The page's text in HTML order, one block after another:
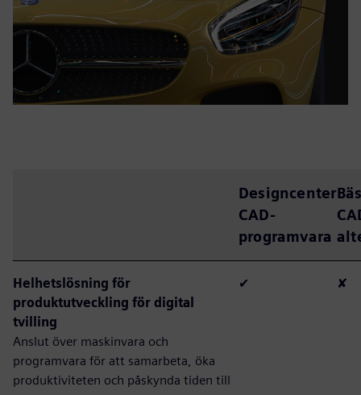
Designcenter
CAD-
programvara
Helhetslösning för
produktutveckling för digital
tvilling
Anslut över maskinvara och
programvara för att samarbeta, öka
produktiviteten och påskynda tiden till
✔ ✘